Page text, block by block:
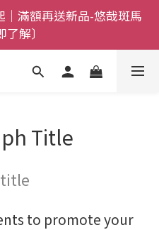
｜滿額再送新品-悠哉斑馬
解〕
｜滿額再送新品-悠哉斑馬
解〕
甜蜜登場！把舒適與心意
上了解〕
上了解〕
了解〕
Title
to promote your